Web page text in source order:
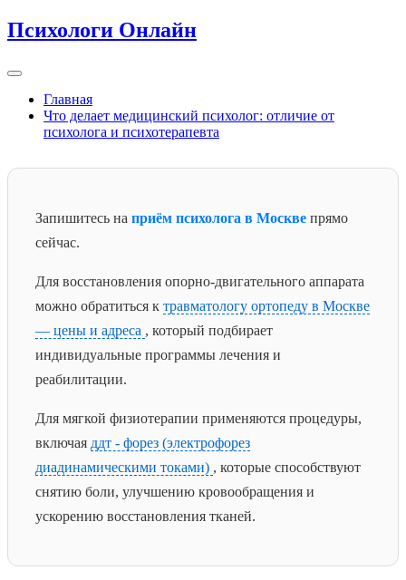
Перейти
к
Психологи Онлайн
Главная
Что делает медицинский психолог: отличие от
психолога и психотерапевта
Запишитесь на приём психолога в Москве прямо
сейчас.
Для восстановления опорно-двигательного аппарата
можно обратиться к травматологу ортопеду в Москве
— цены и адреса , который подбирает
индивидуальные программы лечения и
реабилитации.
Для мягкой физиотерапии применяются процедуры,
включая ддт - форез (электрофорез
диадинамическими токами) , которые способствуют
снятию боли, улучшению кровообращения и
ускорению восстановления тканей.